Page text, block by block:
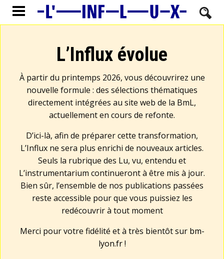
L’Influx évolue
À partir du printemps 2026, vous découvrirez une
nouvelle formule : des sélections thématiques
directement intégrées au site web de la BmL,
actuellement en cours de refonte.
D’ici-là, afin de préparer cette transformation,
L’Influx ne sera plus enrichi de nouveaux articles.
Seuls la rubrique des Lu, vu, entendu et
L’instrumentarium continueront à être mis à jour.
Bien sûr, l’ensemble de nos publications passées
reste accessible pour que vous puissiez les
redécouvrir à tout moment
Merci pour votre fidélité et à très bientôt sur bm-
lyon.fr!